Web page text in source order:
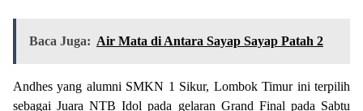
Baca Juga: Air Mata di Antara Sayap Sayap Patah 2
Andhes yang alumni SMKN 1 Sikur, Lombok Timur ini terpilih
sebagai Juara NTB Idol pada gelaran Grand Final pada Sabtu